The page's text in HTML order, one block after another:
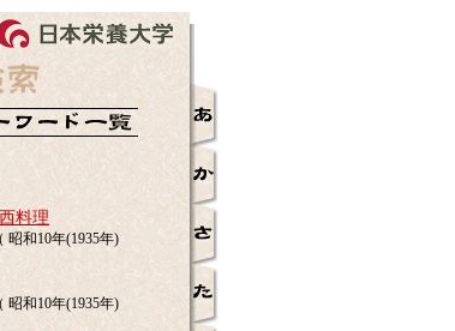
料理
和10年(1935年)
和10年(1935年)